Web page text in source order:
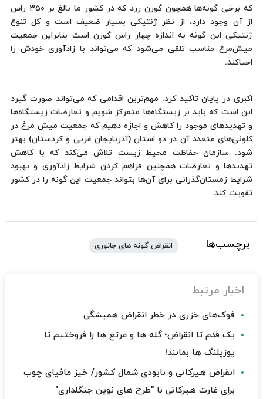
که برخی گونه‌ها همچون گوزن زرد که در کشور ما بالغ بر ۳۵۰ راس
از آن وجود دارد، از نظر ژنتیکی بسیار ضعیف است و کل تنوع
ژنتیکی این گونه به اندازه چهار راس گوزن است بنابراین جمعیت
میش‌مرغ مناسب تلقی می‌شود که می‌تواند با زادآوری خودش را
احیاکند.
اکبری در پایان تاکید کرد: مهم‌ترین اقدامی که می‌تواند صورت گیرد
این است که باید بر زیستگاه‌ها متمرکز شویم و تعارضات زیستگاه‌ها
و تهدیدهای موجود را کاهش و اجازه دهیم که جمعیت میش مرغ در
کلونی‌های متعدد آن در دو استان (آذربایجان غربی و کردستان) بهتر
شود. سازمان حفاظت محیط زیست تلاش می‌کند که با کاهش
تهدیدها و تعارضات همچنین فراهم کردن شرایط زادآوری و بهبود
شرایط زمستان‌گذرانی برای آن‌ها بتواند جمعیت این گونه را در کشور
تقویت کند.
برچسب‌ها انقراض گونه های جانوری
اخبار مرتبط
فوک‌های خزری در خطر انقراض همیشگی
یک قدم تا انقراض؛ گله ها و مرتع ها را فروختیم تا
یوزپلنگ ها بمانند!
انقراض هیرکانی و نابودی شمال کشور/ خیز مافیای چوب
برای غارت هیرکانی با "طرح های نوین جنگلداری"